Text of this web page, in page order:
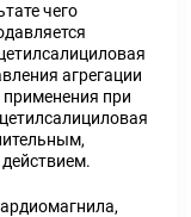
чего
агрегации
при